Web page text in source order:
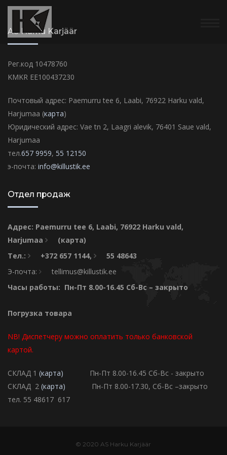
AS Harku Karjäär
Рег.код 10478760
KMKR EE100437230
Почтовый адрес: Paemurru tee 6, Laabi, 76922 Harku vald,
Harjumaa (карта)
Юридический адрес: Vae tn 2, Laagri alevik, 76401 Saue vald,
Harjumaa
тел.657 9959, 55 12150
э-почта: info@killustik.ee
Отдел продаж
Адрес: Paemurru tee 6, Laabi, 76922 Harku vald,
Harjumaa
(карта)
Тел.:
+372 657 1144,
55 48643
Э-почта:
tellimus@killustik.ee
Часы работы: Пн-Пт 8.00-16.45 Сб-Вс – закрыто
Погрузка товара
NB! Диспетчеру можно оплатить только банковской
картой.
СКЛАД 1 (карта) Пн-Пт 8.00-16.45 Сб-Вс - закрыто
СКЛАД 2 (карта) Пн-Пт 8.00-17.30, Сб-Вс –закрыто
тел. 55 48617 617
© 2020 AS Harku Karjäär